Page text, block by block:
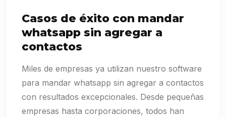
Casos de éxito con mandar
whatsapp sin agregar a
contactos
Miles de empresas ya utilizan nuestro software
para mandar whatsapp sin agregar a contactos
con resultados excepcionales. Desde pequeñas
empresas hasta corporaciones, todos han